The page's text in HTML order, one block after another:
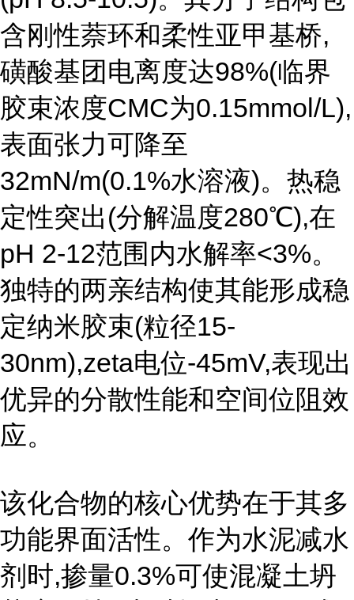
含刚性萘环和柔性亚甲基桥,
磺酸基团电离度达98%(临界
胶束浓度CMC为0.15mmol/L),
表面张力可降至
32mN/m(0.1%水溶液)。热稳
定性突出(分解温度280℃),在
pH 2-12范围内水解率<3%。
独特的两亲结构使其能形成稳
定纳米胶束(粒径15-
30nm),zeta电位-45mV,表现出
优异的分散性能和空间位阻效
应。
该化合物的核心优势在于其多
功能界面活性。作为水泥减水
剂时,掺量0.3%可使混凝土坍